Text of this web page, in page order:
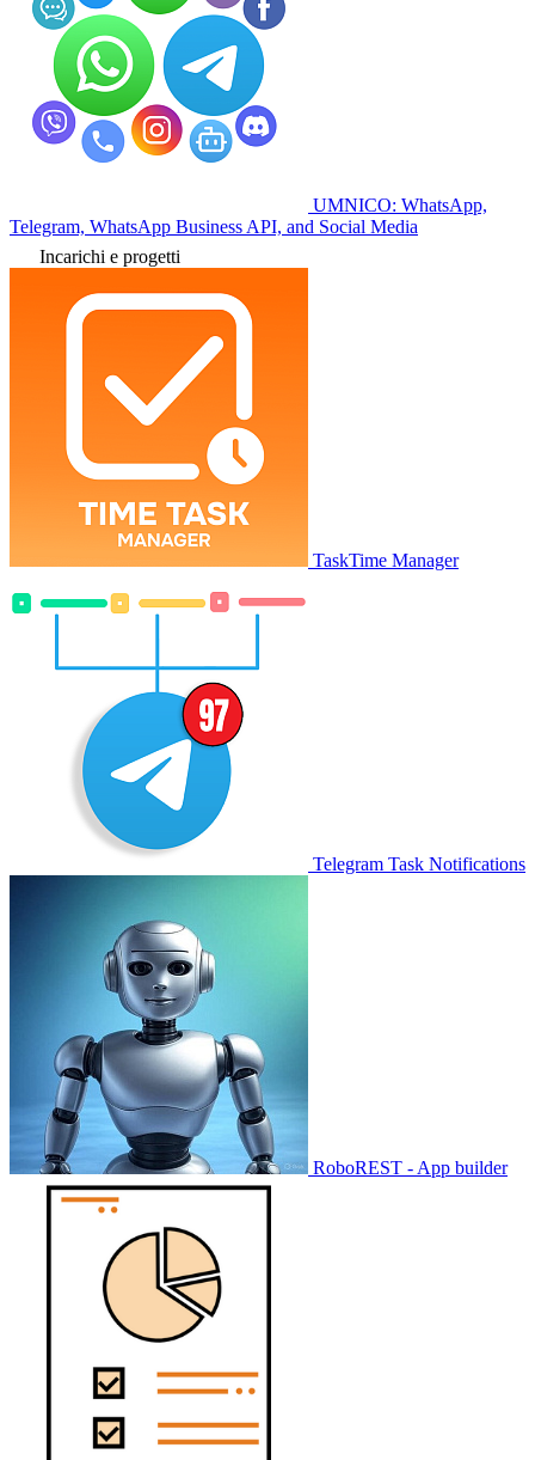
UMNICO: WhatsApp,
Telegram, WhatsApp Business API, and Social Media
Incarichi e progetti
TaskTime Manager
Telegram Task Notifications
RoboREST - App builder